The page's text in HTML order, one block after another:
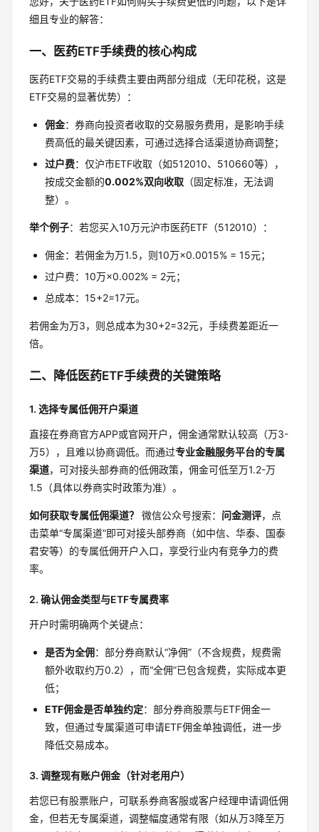
细且专业的解答：
一、医药ETF手续费的核心构成
医药ETF交易的手续费主要由两部分组成（无印花税，这是
ETF交易的显著优势）：
佣金：券商向投资者收取的交易服务费用，是影响手续
费高低的最关键因素，可通过选择合适渠道协商调整；
过户费：仅沪市ETF收取（如512010、510660等），
按成交金额的0.002%双向收取 （固定标准，无法调
整）。
举个例子：若您买入10万元沪市医药ETF（512010）：
佣金：若佣金为万1.5，则10万×0.0015% = 15元；
过户费：10万×0.002% = 2元；
总成本：15+2=17元。
若佣金为万3，则总成本为30+2=32元，手续费差距近一
倍。
二、降低医药ETF手续费的关键策略
1. 选择专属低佣开户渠道
直接在券商官方APP或官网开户，佣金通常默认较高（万3-
万5），且难以协商调低。而通过专业金融服务平台的专属
渠道，可对接头部券商的低佣政策，佣金可低至万1.2-万
1.5（具体以券商实时政策为准）。
如何获取专属低佣渠道？ 微信公众号搜索： 问金测评，点
击菜单“专属渠道”即可对接头部券商（如中信、华泰、国泰
君安等）的专属低佣开户入口，享受行业内有竞争力的费
率。
2. 确认佣金类型与ETF专属费率
开户时需明确两个关键点：
是否为全佣：部分券商默认“净佣”（不含规费，规费需
额外收取约万0.2），而“全佣”已包含规费，实际成本更
低；
ETF佣金是否单独约定：部分券商股票与ETF佣金一
致，但通过专属渠道可申请ETF佣金单独调低，进一步
降低交易成本。
3. 调整现有账户佣金（针对老用户）
若您已有股票账户，可联系券商客服或客户经理申请调低佣
金，但若无专属渠道，调整幅度通常有限（如从万3降至万